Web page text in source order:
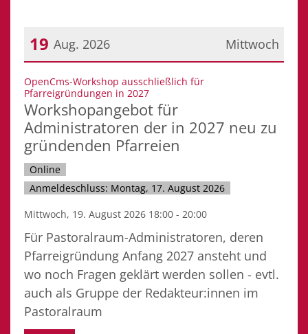
Mittwoch
19 Aug. 2026
Datum: 19. August 2026
OpenCms-Workshop ausschließlich für
Pfarreigründungen in 2027:
Workshopangebot für
Administratoren der in 2027 neu zu
gründenden Pfarreien
Online
Anmeldeschluss: Montag, 17. August 2026
Mittwoch, 19. August 2026 18:00 - 20:00
Für Pastoralraum-Administratoren, deren
Pfarreigründung Anfang 2027 ansteht und
wo noch Fragen geklärt werden sollen - evtl.
auch als Gruppe der Redakteur:innen im
Pastoralraum